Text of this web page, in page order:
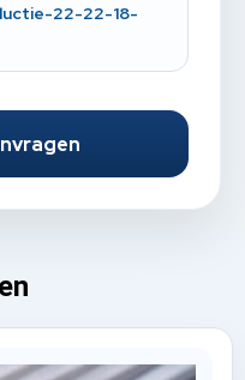
22-22-18-